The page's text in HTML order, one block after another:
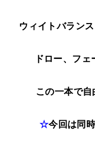
ウィイトバラン
ドロー、フェ
この一本で
☆今回は同